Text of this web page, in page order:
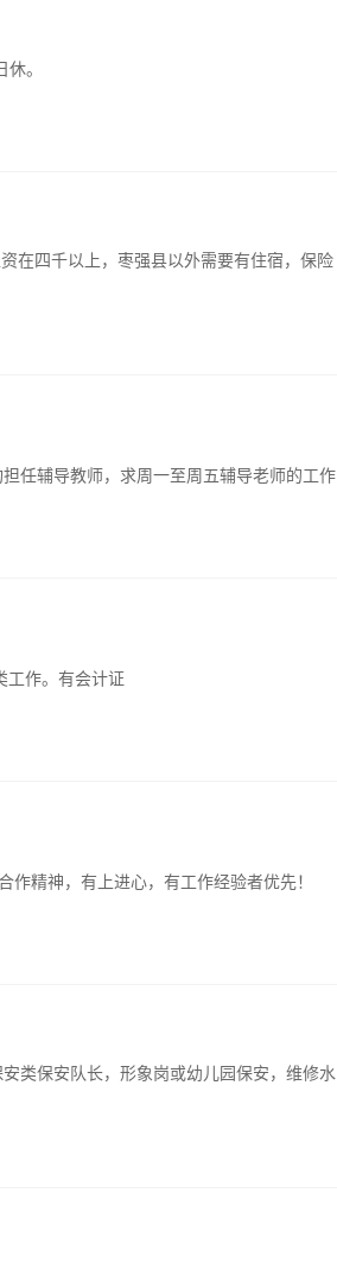
。
在四千以上，枣强县以外需要有住宿，保险
任辅导教师，求周一至周五辅导老师的工作
工作。有会计证
作精神，有上进心，有工作经验者优先！
类保安队长，形象岗或幼儿园保安，维修水